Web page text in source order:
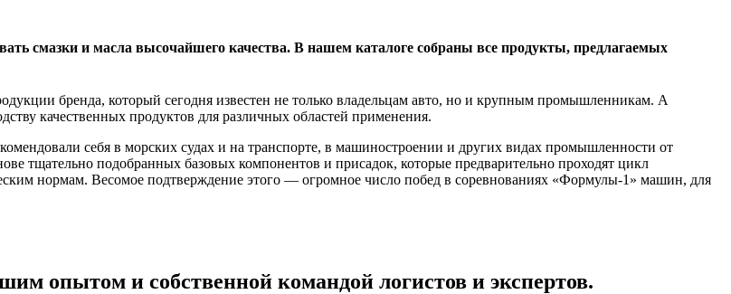
смазки и масла высочайшего качества. В нашем каталоге собраны все продукты, предлагаемых
бренда, который сегодня известен не только владельцам авто, но и крупным промышленникам. А
качественных продуктов для различных областей применения.
себя в морских судах и на транспорте, в машиностроении и других видах промышленности от
тщательно подобранных базовых компонентов и присадок, которые предварительно проходят цикл
нормам. Весомое подтверждение этого — огромное число побед в соревнованиях «Формулы-1» машин, для
опытом и собственной командой логистов и экспертов.